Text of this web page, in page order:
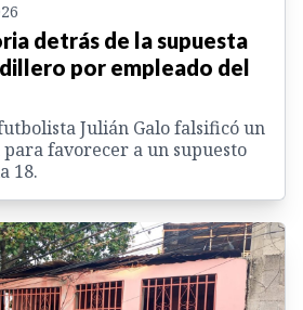
detrás de la supuesta
por empleado del
Julián Galo falsificó un
favorecer a un supuesto
18.